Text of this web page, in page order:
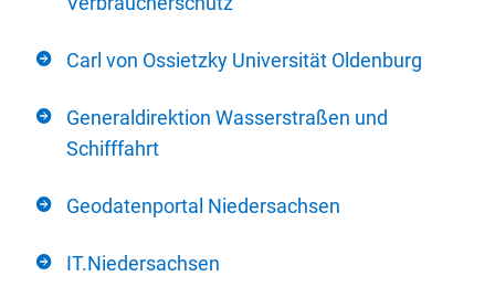
Carl von Ossietzky Universität Oldenburg
Generaldirektion Wasserstraßen und
Schifffahrt
Geodatenportal Niedersachsen
IT.Niedersachsen